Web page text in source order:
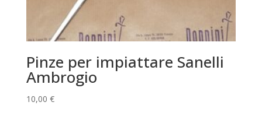
Pinze per impiattare Sanelli
Ambrogio
10,00 €